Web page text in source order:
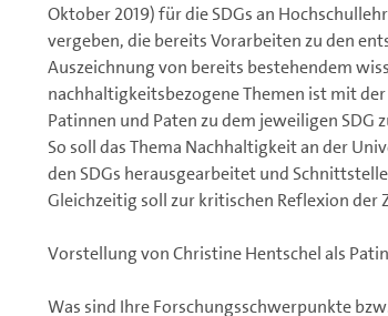
Oktober 2019) für die SDGs an
vergeben, die bereits Vorarbeiten zu den
Auszeichnung von bereits bestehendem
nachhaltigkeitsbezogene Themen ist mit
Patinnen und Paten zu dem jeweiligen SDG
So soll das Thema Nachhaltigkeit an der
den SDGs herausgearbeitet und
Gleichzeitig soll zur kritischen Reflexion der
Vorstellung von Christine Hentschel als
Was sind Ihre Forschungsschwerpunkte